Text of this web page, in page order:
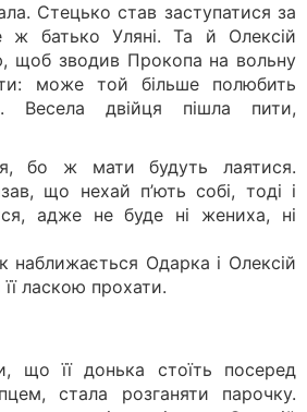
Стецько став заступатися за
ж батько Уляні. Та й Олексій
щоб зводив Прокопа на вольну
може той більше полюбить
Весела двійця пішла пити,
бо ж мати будуть лаятися.
що нехай п’ють собі, тоді і
адже не буде ні жениха, ні
наближається Одарка і Олексій
ласкою прохати.
що її донька стоїть посеред
стала розганяти парочку.